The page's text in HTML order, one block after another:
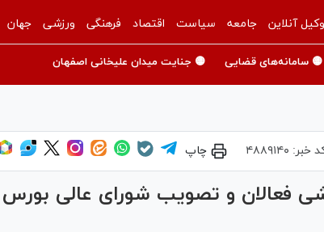
وکیل آنلاین جامعه سیاست اقتصاد فرهنگی ورزشی جهان
🟡 سامانه‌های قضایی 🟡 جنایت میدان علیخانی اصفهان
خبر: ۴۸۸۹۱۴۰ چاپ
فعالان و تصویب شورای عالی بورس